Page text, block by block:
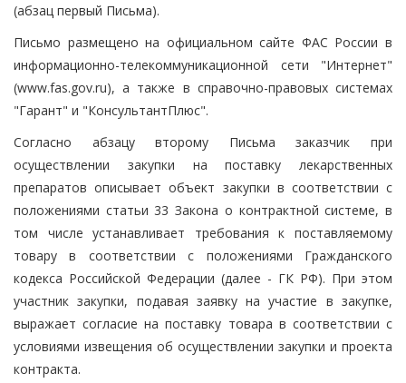
(абзац первый Письма).
Письмо размещено на официальном сайте ФАС России в
информационно-телекоммуникационной сети "Интернет"
(www.fas.gov.ru), а также в справочно-правовых системах
"Гарант" и "КонсультантПлюс".
Согласно абзацу второму Письма заказчик при
осуществлении закупки на поставку лекарственных
препаратов описывает объект закупки в соответствии с
положениями статьи 33 Закона о контрактной системе, в
том числе устанавливает требования к поставляемому
товару в соответствии с положениями Гражданского
кодекса Российской Федерации (далее - ГК РФ). При этом
участник закупки, подавая заявку на участие в закупке,
выражает согласие на поставку товара в соответствии с
условиями извещения об осуществлении закупки и проекта
контракта.